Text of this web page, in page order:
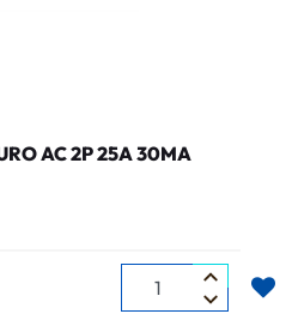
AC 2P 25A 30MA